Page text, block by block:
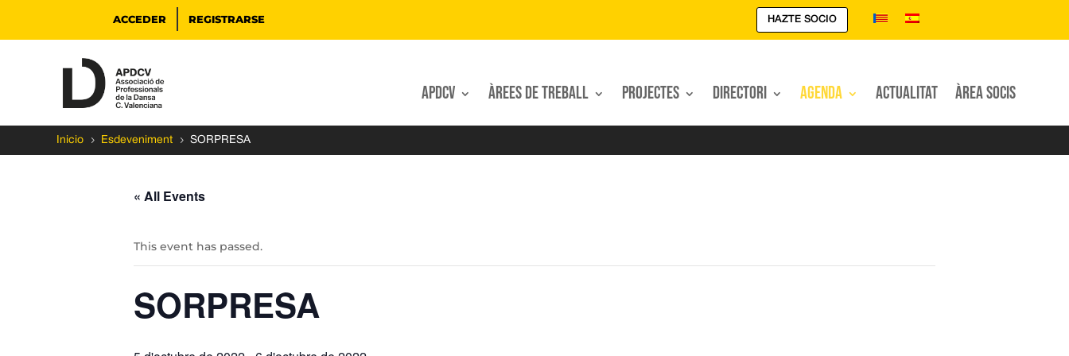
ACCEDER REGISTRARSE HAZTE SOCIO
APDCV Àrees de treball Projectes Directori Agenda Actualitat Àrea Socis
Inicio 5 Esdeveniment 5 SORPRESA
« All Events
This event has passed.
SORPRESA